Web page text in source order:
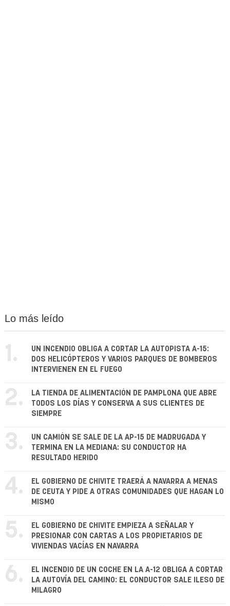
Lo más leído
1.
UN INCENDIO OBLIGA A CORTAR LA AUTOPISTA A-15:
DOS HELICÓPTEROS Y VARIOS PARQUES DE BOMBEROS
INTERVIENEN EN EL FUEGO
2.
LA TIENDA DE ALIMENTACIÓN DE PAMPLONA QUE ABRE
TODOS LOS DÍAS Y CONSERVA A SUS CLIENTES DE
SIEMPRE
3.
UN CAMIÓN SE SALE DE LA AP-15 DE MADRUGADA Y
TERMINA EN LA MEDIANA: SU CONDUCTOR HA
RESULTADO HERIDO
4.
EL GOBIERNO DE CHIVITE TRAERÁ A NAVARRA A MENAS
DE CEUTA Y PIDE A OTRAS COMUNIDADES QUE HAGAN LO
MISMO
5.
EL GOBIERNO DE CHIVITE EMPIEZA A SEÑALAR Y
PRESIONAR CON CARTAS A LOS PROPIETARIOS DE
VIVIENDAS VACÍAS EN NAVARRA
6.
EL INCENDIO DE UN COCHE EN LA A-12 OBLIGA A CORTAR
LA AUTOVÍA DEL CAMINO: EL CONDUCTOR SALE ILESO DE
MILAGRO